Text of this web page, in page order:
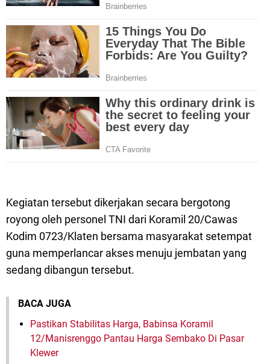
Kegiatan tersebut dikerjakan secara bergotong
royong oleh personel TNI dari Koramil 20/Cawas
Kodim 0723/Klaten bersama masyarakat setempat
guna memperlancar akses menuju jembatan yang
sedang dibangun tersebut.
BACA JUGA
Pastikan Stabilitas Harga, Babinsa Koramil
12/Manisrenggo Pantau Harga Sembako Di Pasar
Klewer